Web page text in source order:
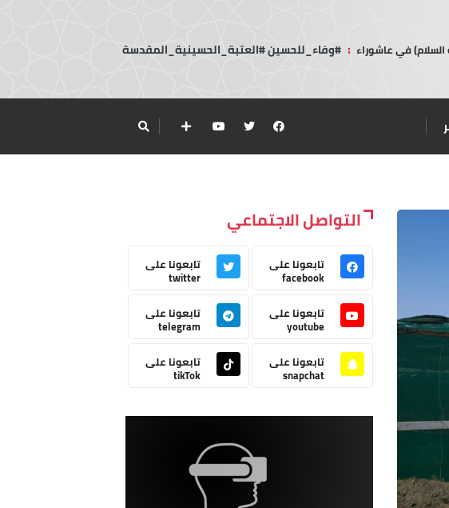
في عاشوراء : #وفاء_للحسين #العتبة_الحسينية_المقدسة
التواصل الاجتماعي
تابعونا على
facebook
تابعونا على
twitter
تابعونا على
youtube
تابعونا على
telegram
تابعونا على
snapchat
تابعونا على
tikTok